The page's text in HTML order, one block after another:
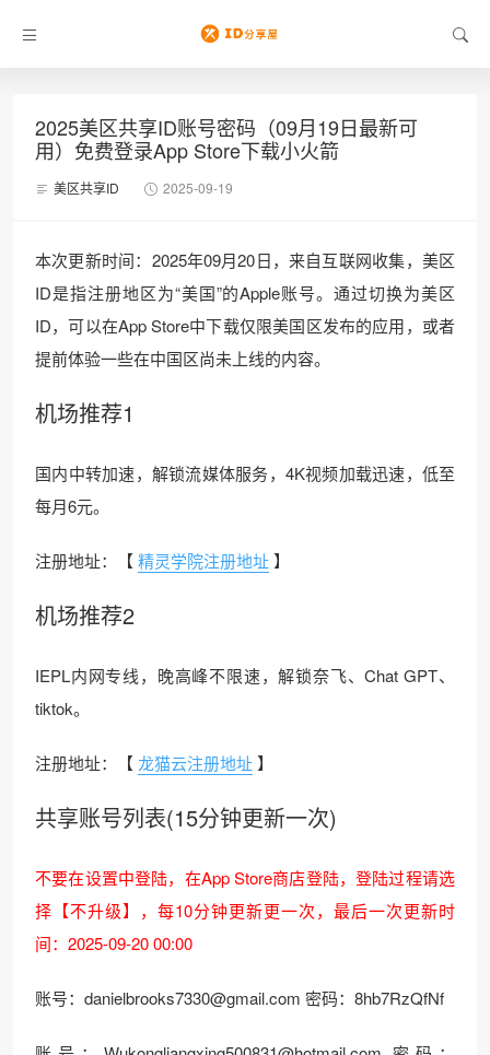
2025美区共享ID账号密码（09月19日最新可
用）免费登录App Store下载小火箭
美区共享ID 2025-09-19
本次更新时间：2025年09月20日，来自互联网收集，美区
ID是指注册地区为“美国”的Apple账号。通过切换为美区
ID，可以在App Store中下载仅限美国区发布的应用，或者
提前体验一些在中国区尚未上线的内容。
机场推荐1
国内中转加速，解锁流媒体服务，4K视频加载迅速，低至
每月6元。
注册地址：【精灵学院注册地址】
机场推荐2
IEPL内网专线，晚高峰不限速，解锁奈飞、Chat GPT、
tiktok。
注册地址：【龙猫云注册地址】
共享账号列表(15分钟更新一次)
不要在设置中登陆，在App Store商店登陆，登陆过程请选
择【不升级】，每10分钟更新更一次，最后一次更新时
间：2025-09-20 00:00
账号：danielbrooks7330@gmail.com 密码：8hb7RzQfNf